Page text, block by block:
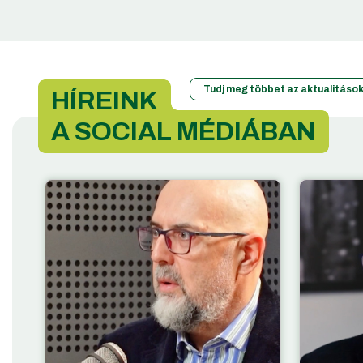
HÍREINK
A SOCIAL MÉDIÁBAN
Tudj meg többet az